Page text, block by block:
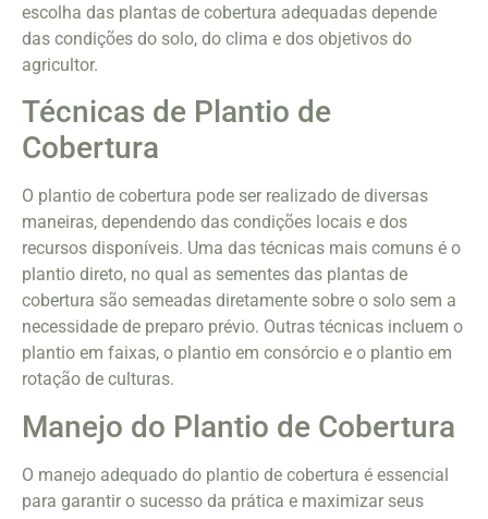
escolha das plantas de cobertura adequadas depende
das condições do solo, do clima e dos objetivos do
agricultor.
Técnicas de Plantio de
Cobertura
O plantio de cobertura pode ser realizado de diversas
maneiras, dependendo das condições locais e dos
recursos disponíveis. Uma das técnicas mais comuns é o
plantio direto, no qual as sementes das plantas de
cobertura são semeadas diretamente sobre o solo sem a
necessidade de preparo prévio. Outras técnicas incluem o
plantio em faixas, o plantio em consórcio e o plantio em
rotação de culturas.
Manejo do Plantio de Cobertura
O manejo adequado do plantio de cobertura é essencial
para garantir o sucesso da prática e maximizar seus